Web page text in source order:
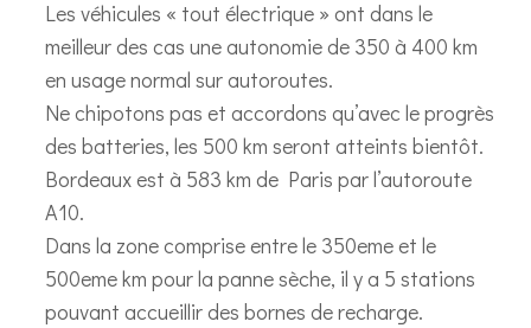
Les véhicules « tout électrique » ont dans le
meilleur des cas une autonomie de 350 à 400 km
en usage normal sur autoroutes.
Ne chipotons pas et accordons qu’avec le progrès
des batteries, les 500 km seront atteints bientôt.
Bordeaux est à 583 km de Paris par l’autoroute
A10.
Dans la zone comprise entre le 350eme et le
500eme km pour la panne sèche, il y a 5 stations
pouvant accueillir des bornes de recharge.